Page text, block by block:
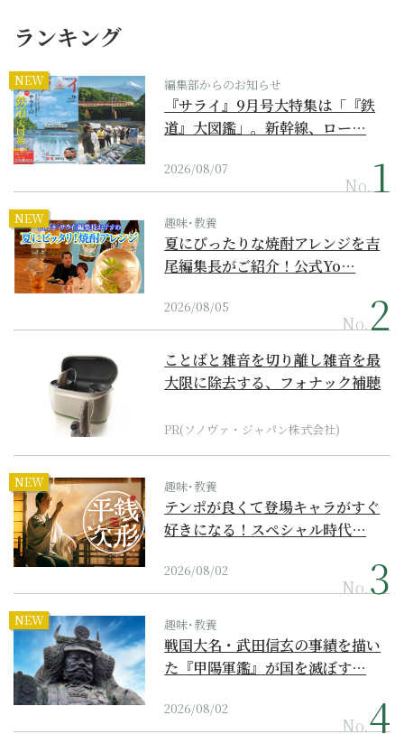
ランキング
NEW 編集部からのお知らせ
『サライ』9月号大特集は「『鉄
道』大図鑑」。新幹線、ロー…
2026/08/07
No.
NEW 趣味･教養
夏にぴったりな焼酎アレンジを吉
尾編集長がご紹介！公式Yo…
2026/08/05
No.
ことばと雑音を切り離し雑音を最
大限に除去する、フォナック補聴
PR(ソノヴァ・ジャパン株式会社)
NEW 趣味･教養
テンポが良くて登場キャラがすぐ
好きになる！スペシャル時代…
2026/08/02
No.
NEW 趣味･教養
戦国大名・武田信玄の事績を描い
た『甲陽軍鑑』が国を滅ぼす…
2026/08/02
No.